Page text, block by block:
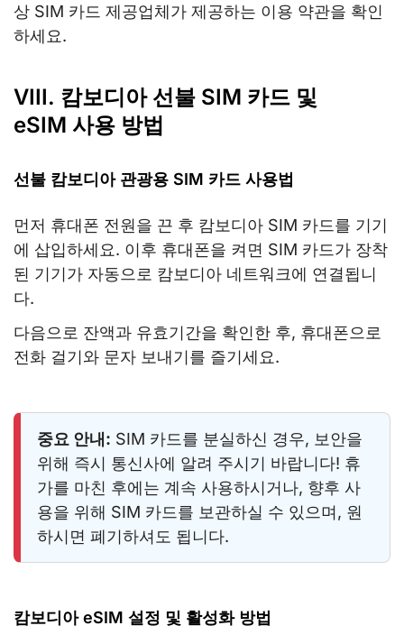
상 SIM 카드 제공업체가 제공하는 이용 약관을 확인
하세요.
VIII. 캄보디아 선불 SIM 카드 및
eSIM 사용 방법
선불 캄보디아 관광용 SIM 카드 사용법
먼저 휴대폰 전원을 끈 후 캄보디아 SIM 카드를 기기
에 삽입하세요. 이후 휴대폰을 켜면 SIM 카드가 장착
된 기기가 자동으로 캄보디아 네트워크에 연결됩니
다.
다음으로 잔액과 유효기간을 확인한 후, 휴대폰으로
전화 걸기와 문자 보내기를 즐기세요.
중요 안내: SIM 카드를 분실하신 경우, 보안을
위해 즉시 통신사에 알려 주시기 바랍니다! 휴
가를 마친 후에는 계속 사용하시거나, 향후 사
용을 위해 SIM 카드를 보관하실 수 있으며, 원
하시면 폐기하셔도 됩니다.
캄보디아 eSIM 설정 및 활성화 방법